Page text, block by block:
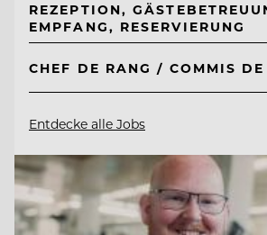
REZEPTION,
EMPFANG, RESERVIERUNG
CHEF DE RANG / COMMIS DE
Entdecke alle Jobs